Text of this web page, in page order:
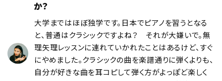
か？
大学まではほぼ独学です。日本でピアノを習うとなる
と、普通はクラシックですよね？ それが大嫌いで。無
理矢理レッスンに連れていかれたことはあるけど、すぐ
にやめました。クラシックの曲を楽譜通りに弾くよりも、
自分が好きな曲を耳コピして弾く方がよっぽど楽しく